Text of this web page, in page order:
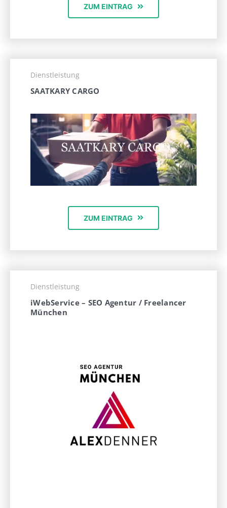
ZUM EINTRAG
Dienstleistung
SAATKARY CARGO
ZUM EINTRAG
Dienstleistung
iWebService – SEO Agentur / Freelancer
München